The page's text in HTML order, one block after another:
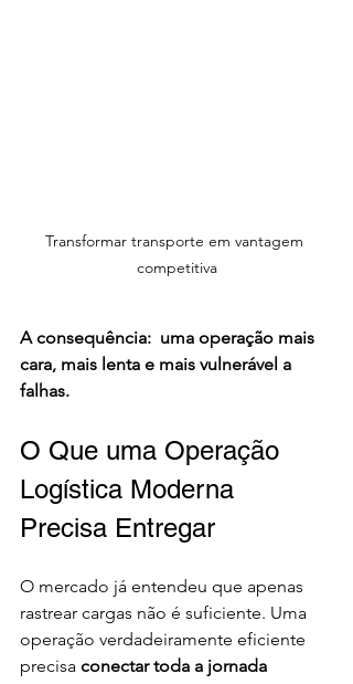
Transformar transporte em vantagem
competitiva
A consequência:  uma operação mais
cara, mais lenta e mais vulnerável a
falhas.
O Que uma Operação
Logística Moderna
Precisa Entregar
O mercado já entendeu que apenas
rastrear cargas não é suficiente. Uma
operação verdadeiramente eficiente
precisa conectar toda a jornada